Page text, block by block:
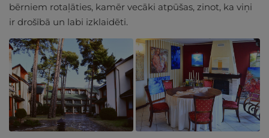
bērniem rotaļāties, kamēr vecāki atpūšas, zinot, ka viņi
ir drošībā un labi izklaidēti.